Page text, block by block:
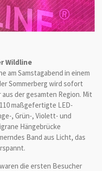
Wildline
am Samstagabend in einem
Sommerberg wird sofort
der gesamten Region. Mit
maßgefertigte LED-
, Grün-, Violett- und
Hängebrücke
Band aus Licht, das
die ersten Besucher